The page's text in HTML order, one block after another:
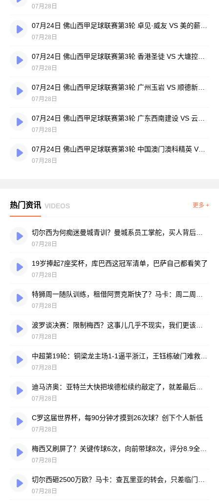
07月28日
07月28日
07月28日
07月28日
07月28日
07月24日 佛山西甲足球联赛第3轮 中国澳门澳科精英 VS 藝品高國際 全场录像
07月28日
热门资讯 VIDEOS 更多 +
07月28日
19岁捧起7座奖杯，库巴西这冠军清单，巴萨自己都看笑了
07月28日
07月28日
07月28日
07月28日
07月28日
C罗这届世界杯，每90分钟才摸到26次球？创下个人新低
07月28日
07月28日
07月28日